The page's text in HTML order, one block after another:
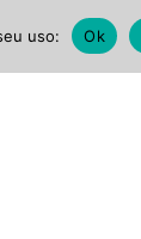
uso: Ok